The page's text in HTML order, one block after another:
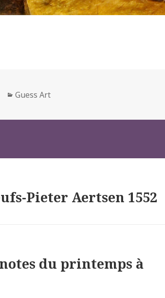
Categories
Guess Art
Pieter Aertsen 1552
du printemps à